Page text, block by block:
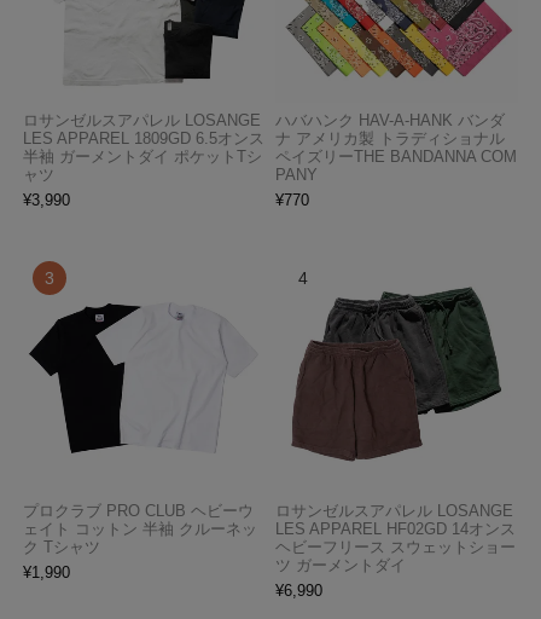
ロサンゼルスアパレル LOSANGE
LES APPAREL 1809GD 6.5オンス
半袖 ガーメントダイ ポケットTシ
ャツ
¥3,990
ハバハンク HAV-A-HANK バンダ
ナ アメリカ製 トラディショナル
ペイズリーTHE BANDANNA COM
PANY
¥770
プロクラブ PRO CLUB ヘビーウ
ェイト コットン 半袖 クルーネッ
ク Tシャツ
¥1,990
ロサンゼルスアパレル LOSANGE
LES APPAREL HF02GD 14オンス
ヘビーフリース スウェットショー
ツ ガーメントダイ
¥6,990